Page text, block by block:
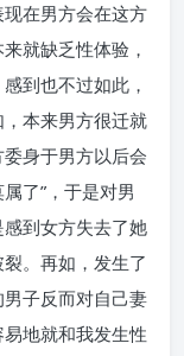
在男方会在这方
就缺乏性体验，
到也不过如此，
本来男方很迁就
身于男方以后会
了”，于是对男
到女方失去了她
。再如，发生了
子反而对自己妻
地就和我发生性